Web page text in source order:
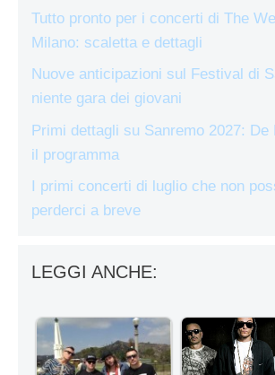
Tutto pronto per i concerti di The
Milano: scaletta e dettagli
Nuove anticipazioni sul Festival di
niente gara dei giovani
Primi dettagli su Sanremo 2027: De
il programma
I primi concerti di luglio che non
perderci a breve
LEGGI ANCHE: